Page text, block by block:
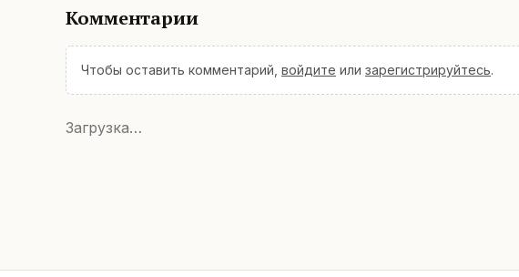
Комментарии
Чтобы оставить комментарий, войдите или зарегистрируйтесь.
Загрузка…